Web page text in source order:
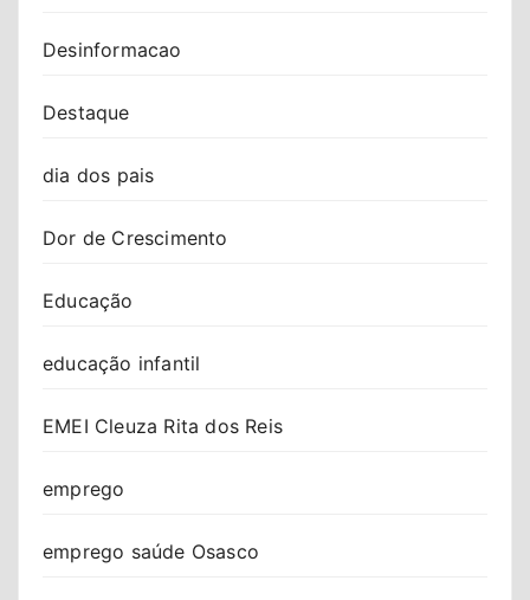
Desinformacao
Destaque
dia dos pais
Dor de Crescimento
Educação
educação infantil
EMEI Cleuza Rita dos Reis
emprego
emprego saúde Osasco